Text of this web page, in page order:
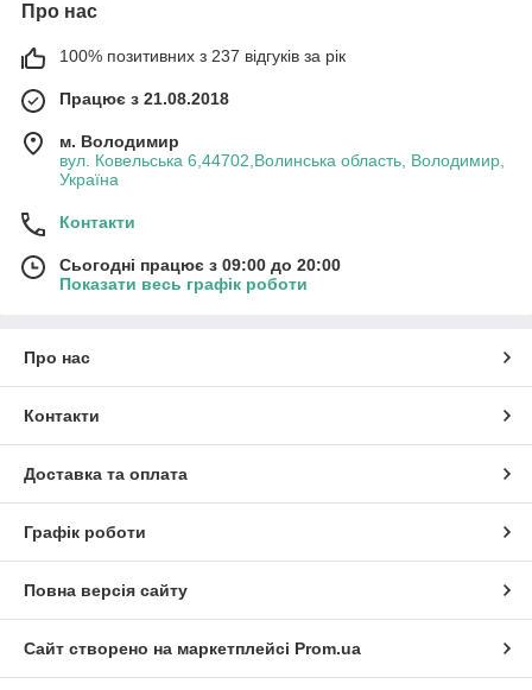
Про нас
100% позитивних з 237 відгуків за рік
Працює з 21.08.2018
м. Володимир
вул. Ковельська 6,44702,Волинська область, Володимир,
Україна
Контакти
Сьогодні працює з 09:00 до 20:00
Показати весь графік роботи
Про нас
Контакти
Доставка та оплата
Графік роботи
Повна версія сайту
Сайт створено на маркетплейсі Prom.ua